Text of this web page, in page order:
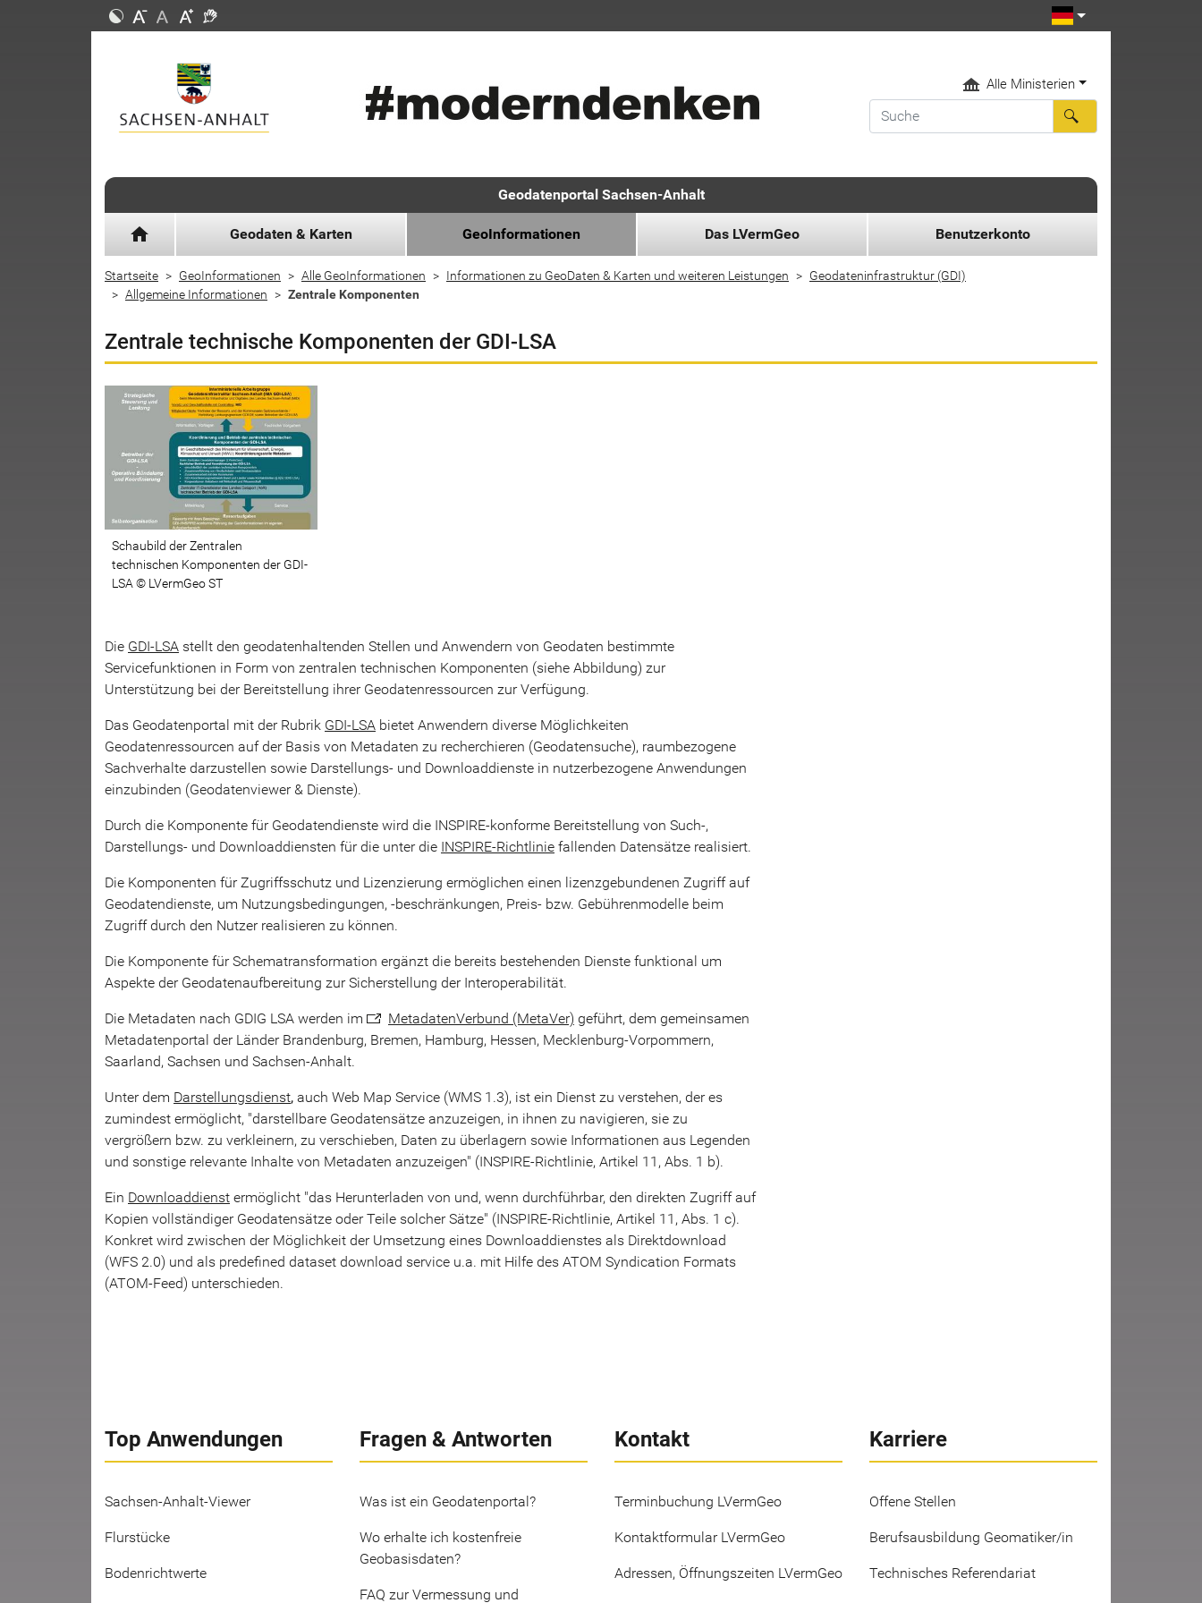
Alle Ministerien
Geodatenportal Sachsen-Anhalt
home Geodaten & Karten GeoInformationen Das LVermGeo Benutzerkonto
Startseite GeoInformationen Alle GeoInformationen Informationen zu GeoDaten & Karten und weiteren Leistungen
Geodateninfrastruktur (GDI)
Allgemeine Informationen
Zentrale Komponenten
Zentrale technische Komponenten der GDI-LSA
Schaubild der Zentralen
technischen Komponenten der GDI-
LSA © LVermGeo ST
Die GDI-LSA stellt den geodatenhaltenden Stellen und Anwendern von Geodaten bestimmte
Servicefunktionen in Form von zentralen technischen Komponenten (siehe Abbildung) zur
Unterstützung bei der Bereitstellung ihrer Geodatenressourcen zur Verfügung.
Das Geodatenportal mit der Rubrik GDI-LSA bietet Anwendern diverse Möglichkeiten
Geodatenressourcen auf der Basis von Metadaten zu recherchieren (Geodatensuche), raumbezogene
Sachverhalte darzustellen sowie Darstellungs- und Downloaddienste in nutzerbezogene Anwendungen
einzubinden (Geodatenviewer & Dienste).
Durch die Komponente für Geodatendienste wird die INSPIRE-konforme Bereitstellung von Such-,
Darstellungs- und Downloaddiensten für die unter die INSPIRE-Richtlinie fallenden Datensätze realisiert.
Die Komponenten für Zugriffsschutz und Lizenzierung ermöglichen einen lizenzgebundenen Zugriff auf
Geodatendienste, um Nutzungsbedingungen, -beschränkungen, Preis- bzw. Gebührenmodelle beim
Zugriff durch den Nutzer realisieren zu können.
Die Komponente für Schematransformation ergänzt die bereits bestehenden Dienste funktional um
Aspekte der Geodatenaufbereitung zur Sicherstellung der Interoperabilität.
Die Metadaten nach GDIG LSA werden im MetadatenVerbund (MetaVer) geführt, dem gemeinsamen
Metadatenportal der Länder Brandenburg, Bremen, Hamburg, Hessen, Mecklenburg-Vorpommern,
Saarland, Sachsen und Sachsen-Anhalt.
Unter dem Darstellungsdienst, auch Web Map Service (WMS 1.3), ist ein Dienst zu verstehen, der es
zumindest ermöglicht, "darstellbare Geodatensätze anzuzeigen, in ihnen zu navigieren, sie zu
vergrößern bzw. zu verkleinern, zu verschieben, Daten zu überlagern sowie Informationen aus Legenden
und sonstige relevante Inhalte von Metadaten anzuzeigen" (INSPIRE-Richtlinie, Artikel 11, Abs. 1 b).
Ein Downloaddienst ermöglicht "das Herunterladen von und, wenn durchführbar, den direkten Zugriff auf
Kopien vollständiger Geodatensätze oder Teile solcher Sätze" (INSPIRE-Richtlinie, Artikel 11, Abs. 1 c).
Konkret wird zwischen der Möglichkeit der Umsetzung eines Downloaddienstes als Direktdownload
(WFS 2.0) und als predefined dataset download service u.a. mit Hilfe des ATOM Syndication Formats
(ATOM-Feed) unterschieden.
Top Anwendungen
Sachsen-Anhalt-Viewer
Flurstücke
Bodenrichtwerte
Fragen & Antworten
Was ist ein Geodatenportal?
Wo erhalte ich kostenfreie
Geobasisdaten?
FAQ zur Vermessung und
Kontakt
Terminbuchung LVermGeo
Kontaktformular LVermGeo
Adressen, Öffnungszeiten LVermGeo
Karriere
Offene Stellen
Berufsausbildung Geomatiker/in
Technisches Referendariat